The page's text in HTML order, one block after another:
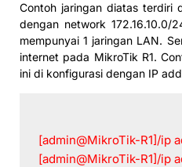
Contoh jaringan diatas terdiri
dengan network 172.16.10.0/
mempunyai 1 jaringan LAN.
internet pada MikroTik R1.
ini di konfigurasi dengan IP
[admin@MikroTik-R1]/ip
[admin@MikroTik-R1]/ip